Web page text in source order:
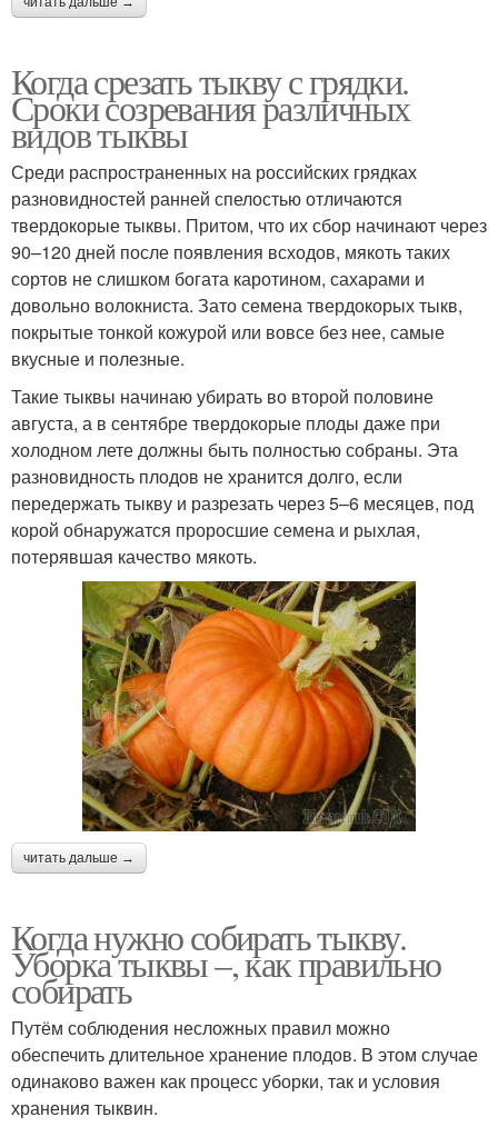
Когда срезать тыкву с грядки.
Сроки созревания различных
видов тыквы
Среди распространенных на российских грядках
разновидностей ранней спелостью отличаются
твердокорые тыквы. Притом, что их сбор начинают через
90–120 дней после появления всходов, мякоть таких
сортов не слишком богата каротином, сахарами и
довольно волокниста. Зато семена твердокорых тыкв,
покрытые тонкой кожурой или вовсе без нее, самые
вкусные и полезные.
Такие тыквы начинаю убирать во второй половине
августа, а в сентябре твердокорые плоды даже при
холодном лете должны быть полностью собраны. Эта
разновидность плодов не хранится долго, если
передержать тыкву и разрезать через 5–6 месяцев, под
корой обнаружатся проросшие семена и рыхлая,
потерявшая качество мякоть.
читать дальше →
Когда нужно собирать тыкву.
Уборка тыквы –, как правильно
собирать
Путём соблюдения несложных правил можно
обеспечить длительное хранение плодов. В этом случае
одинаково важен как процесс уборки, так и условия
хранения тыквин.